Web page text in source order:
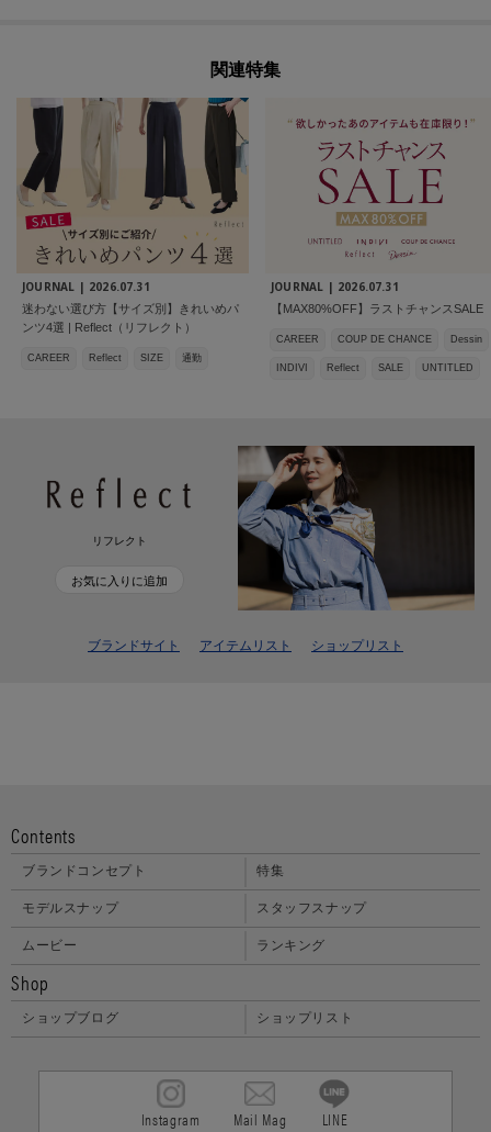
関連特集
JOURNAL | 2026.07.31
迷わない選び方【サイズ別】きれいめパ
ンツ4選 | Reflect（リフレクト）
CAREER Reflect SIZE 通勤
JOURNAL | 2026.07.31
【MAX80%OFF】ラストチャンスSALE
CAREER COUP DE CHANCE Dessin
INDIVI Reflect SALE UNTITLED
リフレクト
お気に入りに追加
ブランドサイト アイテムリスト ショップリスト
Contents
ブランドコンセプト 特集
モデルスナップ スタッフスナップ
ムービー ランキング
Shop
ショップブログ ショップリスト
Instagram Mail Mag LINE